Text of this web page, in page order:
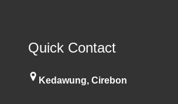
Quick Contact
Kedawung, Cirebon